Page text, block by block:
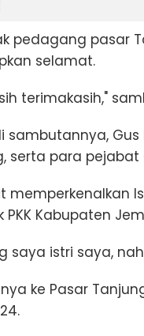
pedagang pasar
selamat.
terimakasih,"
sambutannya,
serta para pejabat
memperkenalkan
PKK Kabupaten
saya istri saya,
ke Pasar